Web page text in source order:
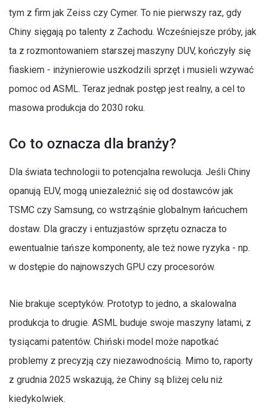
tym z firm jak Zeiss czy Cymer. To nie pierwszy raz, gdy
Chiny sięgają po talenty z Zachodu. Wcześniejsze próby, jak
ta z rozmontowaniem starszej maszyny DUV, kończyły się
fiaskiem - inżynierowie uszkodzili sprzęt i musieli wzywać
pomoc od ASML. Teraz jednak postęp jest realny, a cel to
masowa produkcja do 2030 roku.
Co to oznacza dla branży?
Dla świata technologii to potencjalna rewolucja. Jeśli Chiny
opanują EUV, mogą uniezależnić się od dostawców jak
TSMC czy Samsung, co wstrząśnie globalnym łańcuchem
dostaw. Dla graczy i entuzjastów sprzętu oznacza to
ewentualnie tańsze komponenty, ale też nowe ryzyka - np.
w dostępie do najnowszych GPU czy procesorów.
Nie brakuje sceptyków. Prototyp to jedno, a skalowalna
produkcja to drugie. ASML buduje swoje maszyny latami, z
tysiącami patentów. Chiński model może napotkać
problemy z precyzją czy niezawodnością. Mimo to, raporty
z grudnia 2025 wskazują, że Chiny są bliżej celu niż
kiedykolwiek.